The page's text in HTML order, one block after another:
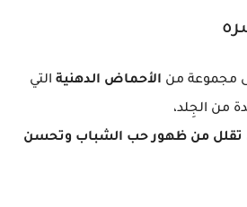
مجموعة من الأحماض الدهنية التي
من الجِلد،
تقلل من ظهور حب الشباب وتحسن